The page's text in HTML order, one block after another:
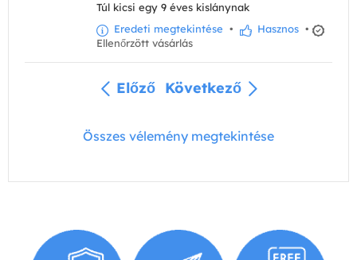
Túl kicsi egy 9 éves kislánynak
Eredeti megtekintése • Hasznos •
Ellenőrzött vásárlás
Előző Következő
Összes vélemény megtekintése